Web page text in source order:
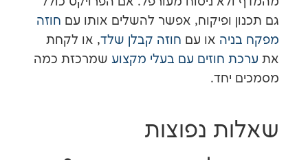
ופיקוח, אפשר להשלים אותו עםחוזה
או עםחוזה קבלן שלד, או לקחת
חוזים עם בעלי מקצועשמרכזת כמה
נפוצות